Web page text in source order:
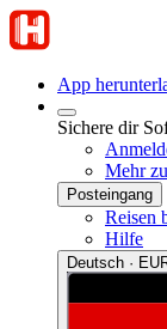
App
Sichere dir
Mehr
Posteingang
Reisen
Hilfe
Deutsch ·